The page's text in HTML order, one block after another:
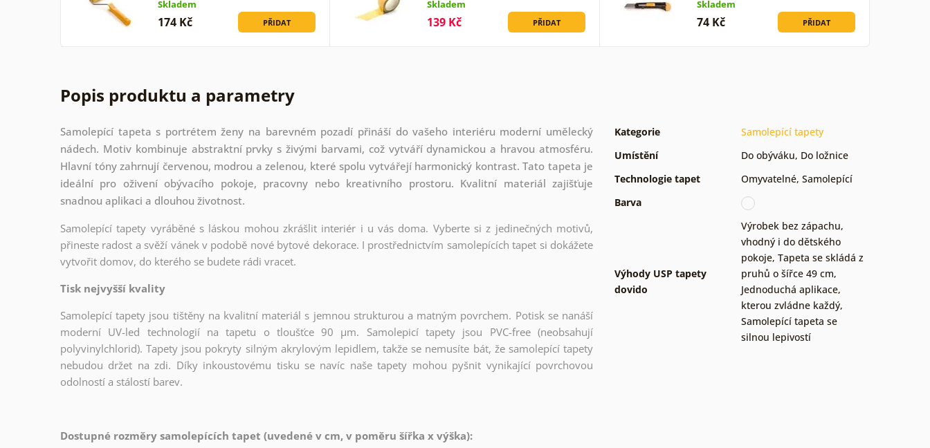
Skladem
174 Kč PŘIDAT
Skladem
139 Kč PŘIDAT
Skladem
74 Kč PŘIDAT
Popis produktu a parametry
Samolepící tapeta s portrétem ženy na barevném pozadí přináší do vašeho interiéru moderní umělecký
nádech. Motiv kombinuje abstraktní prvky s živými barvami, což vytváří dynamickou a hravou atmosféru.
Hlavní tóny zahrnují červenou, modrou a zelenou, které spolu vytvářejí harmonický kontrast. Tato tapeta je
ideální pro oživení obývacího pokoje, pracovny nebo kreativního prostoru. Kvalitní materiál zajišťuje
snadnou aplikaci a dlouhou životnost.
Samolepící tapety vyráběné s láskou mohou zkrášlit interiér i u vás doma. Vyberte si z jedinečných motivů,
přineste radost a svěží vánek v podobě nové bytové dekorace. I prostřednictvím samolepících tapet si dokážete
vytvořit domov, do kterého se budete rádi vracet.
Tisk nejvyšší kvality
Samolepící tapety jsou tištěny na kvalitní materiál s jemnou strukturou a matným povrchem. Potisk se nanáší
moderní UV-led technologií na tapetu o tloušťce 90 µm. Samolepicí tapety jsou PVC-free (neobsahují
polyvinylchlorid). Tapety jsou pokryty silným akrylovým lepidlem, takže se nemusíte bát, že samolepící tapety
nebudou držet na zdi. Díky inkoustovému tisku se navíc naše tapety mohou pyšnit vynikající povrchovou
odolností a stálostí barev.
Dostupné rozměry samolepících tapet (uvedené v cm, v poměru šířka x výška):
Kategorie
Samolepící tapety
Umístění
Do obýváku, Do ložnice
Technologie tapet
Omyvatelné, Samolepící
Barva
Výhody USP tapety
dovido
Výrobek bez zápachu,
vhodný i do dětského
pokoje, Tapeta se skládá z
pruhů o šířce 49 cm,
Jednoduchá aplikace,
kterou zvládne každý,
Samolepící tapeta se
silnou lepivostí